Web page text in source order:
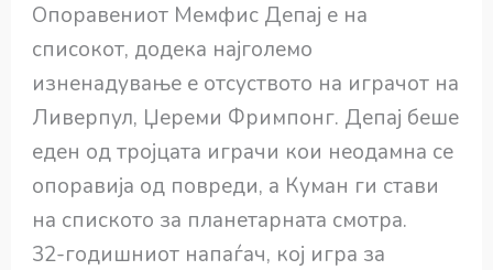
Опоравениот Мемфис Депај е на
списокот, додека најголемо
изненадување е отсуството на играчот на
Ливерпул, Џереми Фримпонг. Депај беше
еден од тројцата играчи кои неодамна се
опоравија од повреди, а Куман ги стави
на спиското за планетарната смотра.
32-годишниот напаѓач, кој игра за